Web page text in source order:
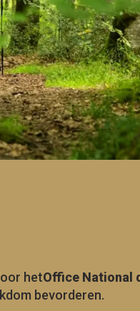
hetOffice National
bevorderen.